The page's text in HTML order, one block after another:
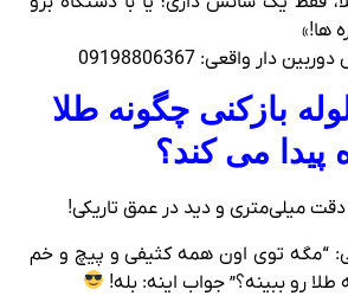
ها!»
دار واقعی: 09198806367
بازکنی چگونه طلا
پیدا می‌ کند؟
دقت میلی‌متری و دید در عمق تاریکی!
“مگه توی اون همه کثیفی و پیچ‌ و‌ خم
طلا رو ببینه؟” جواب اینه: بله!